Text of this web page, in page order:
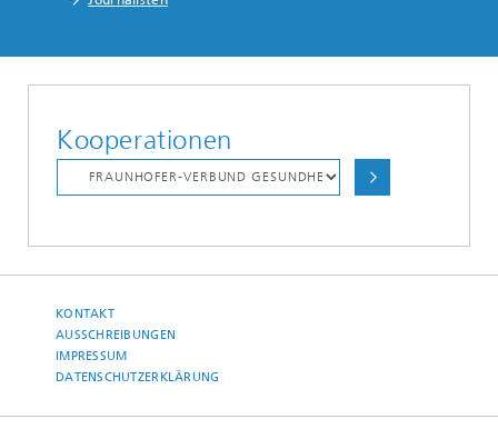
Kooperationen
KONTAKT
AUSSCHREIBUNGEN
IMPRESSUM
DATENSCHUTZERKLÄRUNG